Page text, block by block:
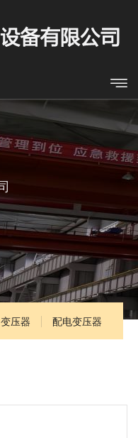
压器 配电变压器